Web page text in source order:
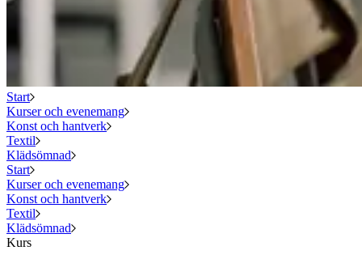
Start
Kurser och evenemang
Konst och hantverk
Textil
Klädsömnad
Start
Kurser och evenemang
Konst och hantverk
Textil
Klädsömnad
Kurs